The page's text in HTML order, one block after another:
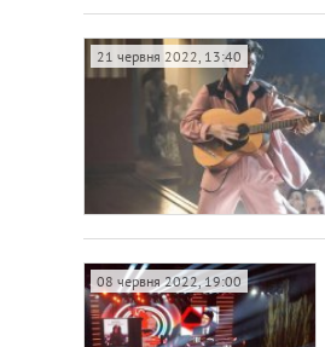
21 червня 2022, 13:40
08 червня 2022, 19:00